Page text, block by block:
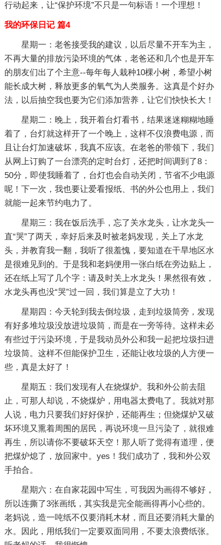
行动起来，让“保护环境”不只是一句标语！一个理想！
我的环保日记 篇4
星期一：老爸接受我的建议，以后尽量不开车为主，
不再大量的排放污染环境的气体，老爸还和几个也是开车
的朋友们出了个主意--每年每人栽种10棵小树，希望小树
能长成大树，释放更多的氧气为人类服务。这真是个好办
法，以后抽空我也要为它们添加营养，让它们快快长大！
星期二：晚上，我开着台灯看书，结果迷迷糊糊地睡
着了，台灯就这样开了一个晚上，这样不仅浪费电源，而
且让台灯加速破坏，我真不应该。在老爸的带领下，我们
从网上订购了一台漂亮的定时台灯，还把时间调到了8：
50分，即使我睡着了，台灯也会自动关闭，节省不少电源
呢！下一次，我也要让爱看报纸、书的外公也用上，我们
就能一起来节约电力了。
星期三：我在饭后洗手，忘了关水龙头，让水龙头一
直“哭”了两天，幸好后来及时被老妈发现，关上了水龙
头，并教育我一翻，我听了很羞愧，要知道在干旱地区水
是很难见到的。于是我和老妈便用一张白纸在旁边贴上，
还在纸上写了几个字：请及时关上水龙头！果然很有效，
水龙头再也没“哭”过一回，我们算是立了大功！
星期四：今天轮到我去倒垃圾，走到垃圾筒旁，发现
有好多堆垃圾没放进垃圾筒，而是在一旁等待。这样未必
有些过于污染环境，于是我动员外公和我一起把垃圾扫进
垃圾筒。这样不但能保护卫生，还能让收垃圾的人方便一
些，真是太好了！
星期五：我们发现有人在烧煤炉。我和外公前去阻
止，可那人却说，不烧煤炉，用电器太费电了。我就对那
人说，电力只要我们好好保护，还能再生；但烧煤炉又破
坏环境又熏着周围的居民，再说环境一旦污染了，就很难
再生，所以请你不要破坏天空！那人听了觉得有道理，便
把煤炉熄了，放回家中。yes！我们成功了，我和外公双
手拍合。
星期六：在自家花园中写生，可我因为画得不够好，
所以连撕了3张画纸，其实我是完全能画得再小心些的。
老妈说，造一吨纸不仅要消耗木材，而且还要消耗大量的
水。因此，用纸我们一定要双面同用，不要太浪费纸张。